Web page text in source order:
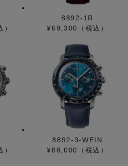
8892-1R
¥69,300（税込）
8892-3-WEIN
¥88,000（税込）